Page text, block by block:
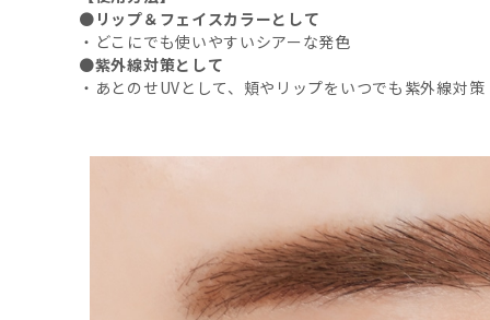
● リップ＆フェイスカラーとして
・どこにでも使いやすいシアーな発色
●紫外線対策として
・あとのせUVとして、頬やリップをいつでも紫外線対策